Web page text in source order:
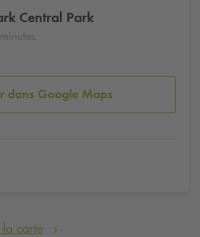
Central Park
dans Google Maps
carte